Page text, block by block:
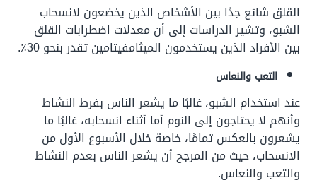
القلق شائع جدًا بين الأشخاص الذين يخضعون لانسحاب
الشبو، وتشير الدراسات إلى أن معدلات اضطرابات القلق
بين الأفراد الذين يستخدمون الميثامفيتامين تقدر بنحو 30٪.
التعب والنعاس
عند استخدام الشبو، غالبًا ما يشعر الناس بفرط النشاط
وأنهم لا يحتاجون إلى النوم أما أثناء انسحابه، غالبًا ما
يشعرون بالعكس تمامًا، خاصة خلال الأسبوع الأول من
الانسحاب، حيث من المرجح أن يشعر الناس بعدم النشاط
والتعب والنعاس.